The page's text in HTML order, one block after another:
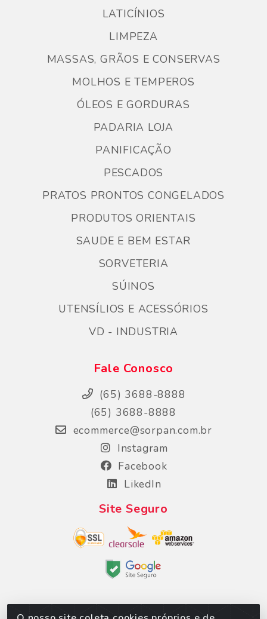
LATICÍNIOS
LIMPEZA
MASSAS, GRÃOS E CONSERVAS
MOLHOS E TEMPEROS
ÓLEOS E GORDURAS
PADARIA LOJA
PANIFICAÇÃO
PESCADOS
PRATOS PRONTOS CONGELADOS
PRODUTOS ORIENTAIS
SAUDE E BEM ESTAR
SORVETERIA
SÚINOS
UTENSÍLIOS E ACESSÓRIOS
VD - INDUSTRIA
Fale Conosco
(65) 3688-8888
(65) 3688-8888
ecommerce@sorpan.com.br
Instagram
Facebook
LikedIn
Site Seguro